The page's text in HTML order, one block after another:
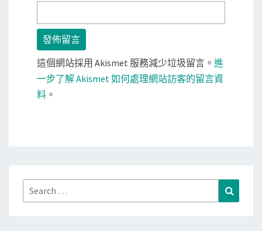
這個網站採用 Akismet 服務減少垃圾留言。 進
一步了解 Akismet 如何處理網站訪客的留言資
料 。
Search
for: